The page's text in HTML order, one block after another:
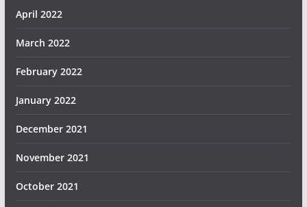
April 2022
March 2022
February 2022
January 2022
December 2021
November 2021
October 2021